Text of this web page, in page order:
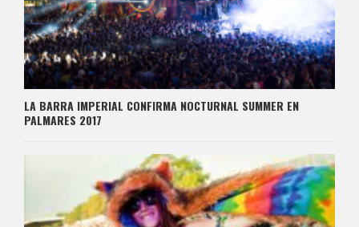
LA BARRA IMPERIAL CONFIRMA NOCTURNAL SUMMER EN
PALMARES 2017